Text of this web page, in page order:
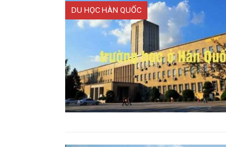
DU HỌC HÀN QUỐC